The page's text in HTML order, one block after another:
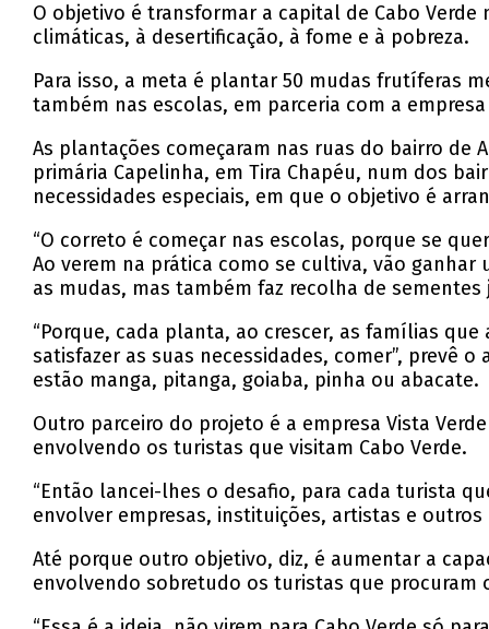
O objetivo é transformar a capital de Cabo
climáticas, à desertificação, à fome e à pobreza.
Para isso, a meta é plantar 50 mudas frutíferas
também nas escolas, em parceria com a
As plantações começaram nas ruas do bairro
primária Capelinha, em Tira Chapéu, num dos
necessidades especiais, em que o objetivo é
“O correto é começar nas escolas, porque se
Ao verem na prática como se cultiva, vão
as mudas, mas também faz recolha de
“Porque, cada planta, ao crescer, as famílias
satisfazer as suas necessidades, comer”, prevê
estão manga, pitanga, goiaba, pinha ou abacate.
Outro parceiro do projeto é a empresa Vista
envolvendo os turistas que visitam Cabo Verde.
“Então lancei-lhes o desafio, para cada turista
envolver empresas, instituições, artistas e
Até porque outro objetivo, diz, é aumentar a
envolvendo sobretudo os turistas que procuram